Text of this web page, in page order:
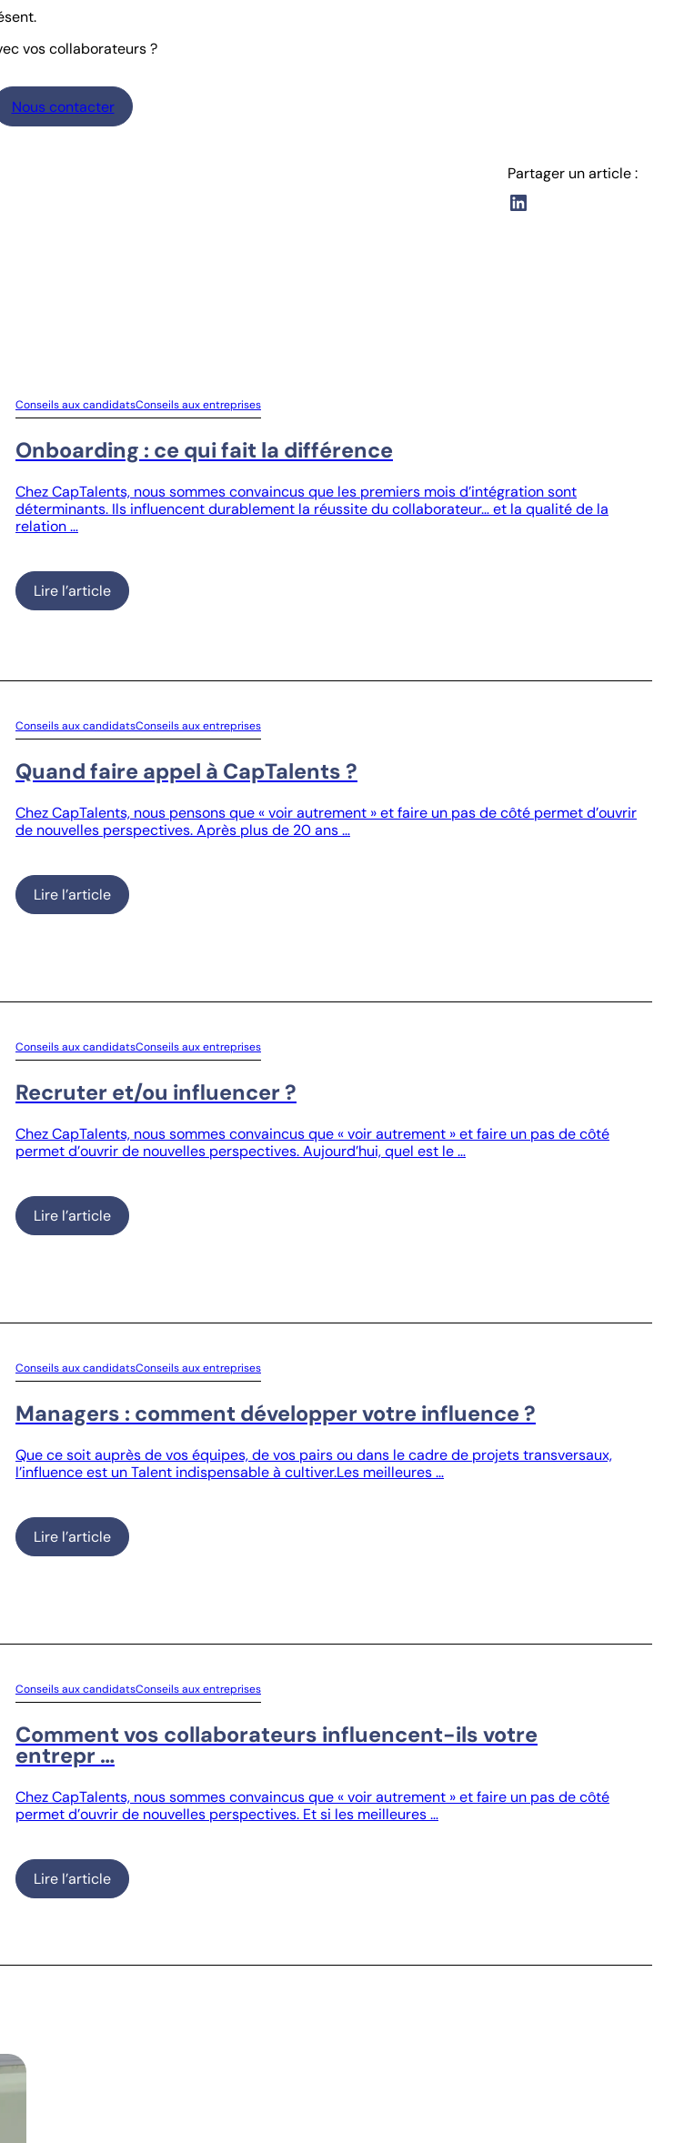
vos collaborateurs ?
Nous contacter
Partager un article :
LinkedIn
Conseils aux candidatsConseils aux entreprises
Onboarding : ce qui fait la différence
Chez CapTalents, nous sommes convaincus que les premiers mois d’intégration sont
déterminants. Ils influencent durablement la réussite du collaborateur… et la qualité de la
relation …
Lire l’article
Conseils aux candidatsConseils aux entreprises
Quand faire appel à CapTalents ?
Chez CapTalents, nous pensons que « voir autrement » et faire un pas de côté permet d’ouvrir
de nouvelles perspectives. Après plus de 20 ans …
Lire l’article
Conseils aux candidatsConseils aux entreprises
Recruter et/ou influencer ?
Chez CapTalents, nous sommes convaincus que « voir autrement » et faire un pas de côté
permet d’ouvrir de nouvelles perspectives. Aujourd’hui, quel est le …
Lire l’article
Conseils aux candidatsConseils aux entreprises
Managers : comment développer votre influence ?
Que ce soit auprès de vos équipes, de vos pairs ou dans le cadre de projets transversaux,
l’influence est un Talent indispensable à cultiver.Les meilleures …
Lire l’article
Conseils aux candidatsConseils aux entreprises
Comment vos collaborateurs influencent-ils votre
entrepr …
Chez CapTalents, nous sommes convaincus que « voir autrement » et faire un pas de côté
permet d’ouvrir de nouvelles perspectives. Et si les meilleures …
Lire l’article